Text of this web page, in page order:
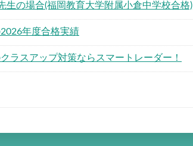
生の場合(福岡教育大学附属小倉中学校合格)
年度合格実績
ラスアップ対策ならスマートレーダー！